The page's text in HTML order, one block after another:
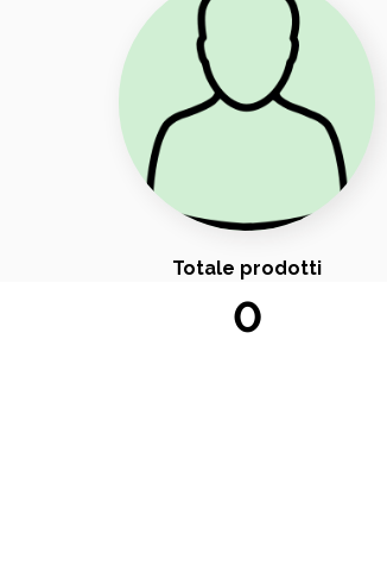
Totale prodotti
0